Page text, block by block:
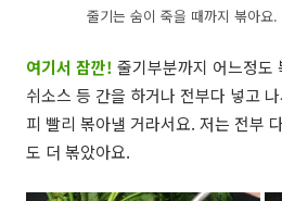
줄기는 숨이 죽을 때까지 볶아
여기서 잠깐! 줄기부분까지 어느정도
쉬소스 등 간을 하거나 전부다 넣고
피 빨리 볶아낼 거라서요. 저는 전부
도 더 볶았아요.